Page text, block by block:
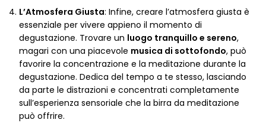
L’Atmosfera Giusta: Infine, creare l’atmosfera giusta è
essenziale per vivere appieno il momento di
degustazione. Trovare un luogo tranquillo e sereno,
magari con una piacevole musica di sottofondo, può
favorire la concentrazione e la meditazione durante la
degustazione. Dedica del tempo a te stesso, lasciando
da parte le distrazioni e concentrati completamente
sull’esperienza sensoriale che la birra da meditazione
può offrire.